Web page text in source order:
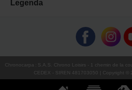
Legenda
Chronocarpa : S.A.S. Chrono Loisirs - 1 chemin de la
CEDEX - SIREN 481703050 | Copyright ©